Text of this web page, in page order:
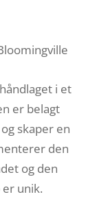
i et
er belagt
skaper en
den
og den
unik.